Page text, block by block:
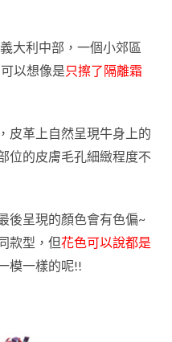
大利中部，一個小郊區
以想像是只擦了隔離霜
，皮革上自然呈現牛身上的
位的皮膚毛孔細緻程度不
後呈現的顏色會有色偏~
款型，但花色可以說都是
模一樣的呢!!